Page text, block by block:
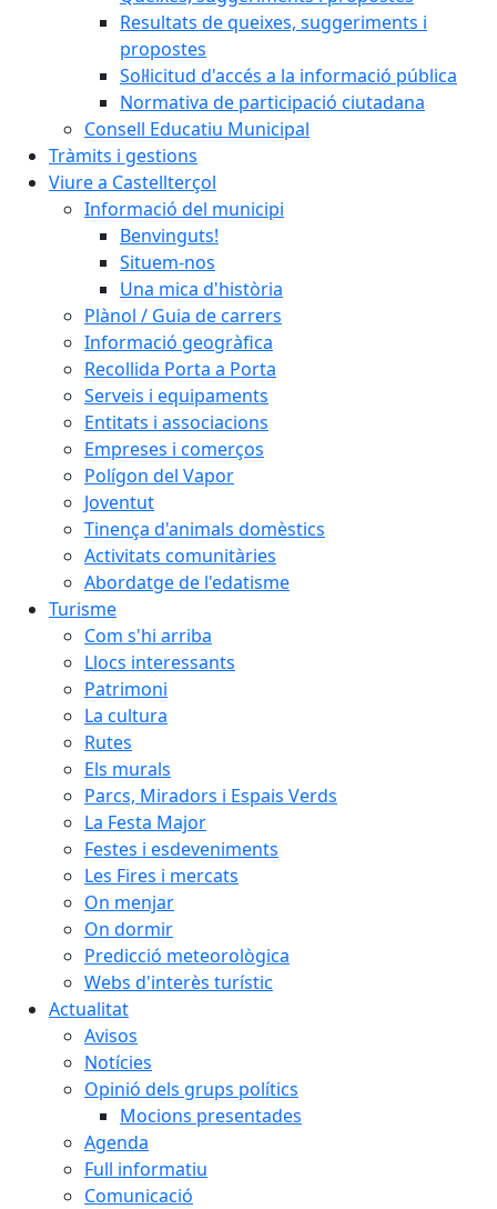
Resultats de queixes, suggeriments i
propostes
Sol·licitud d'accés a la informació pública
Normativa de participació ciutadana
Consell Educatiu Municipal
Tràmits i gestions
Viure a Castellterçol
Informació del municipi
Benvinguts!
Situem-nos
Una mica d'història
Plànol / Guia de carrers
Informació geogràfica
Recollida Porta a Porta
Serveis i equipaments
Entitats i associacions
Empreses i comerços
Polígon del Vapor
Joventut
Tinença d'animals domèstics
Activitats comunitàries
Abordatge de l'edatisme
Turisme
Com s'hi arriba
Llocs interessants
Patrimoni
La cultura
Rutes
Els murals
Parcs, Miradors i Espais Verds
La Festa Major
Festes i esdeveniments
Les Fires i mercats
On menjar
On dormir
Predicció meteorològica
Webs d'interès turístic
Actualitat
Avisos
Notícies
Opinió dels grups polítics
Mocions presentades
Agenda
Full informatiu
Comunicació